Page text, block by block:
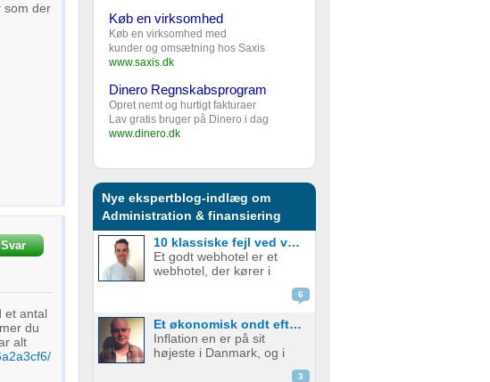
som der
Svar
et antal
du
alt
Køb en virksomhed
Køb en virksomhed med
kunder og omsætning hos Saxis
www.saxis.dk
Dinero Regnskabsprogram
Opret nemt og hurtigt fakturaer
Lav gratis bruger på Dinero i dag
www.dinero.dk
Nye ekspertblog-indlæg om
Administration & finansiering
10 klassiske fejl ved valg af webhotel – og hvordan du undgår dem
Et godt webhotel er et
webhotel, der kører i
har de fleste det; man skal
helst glemme, at man har
et webhotel, men
6
Et økonomisk ondt efterår for startups
Inflation en er på sit
højeste i Danmark, og i
3